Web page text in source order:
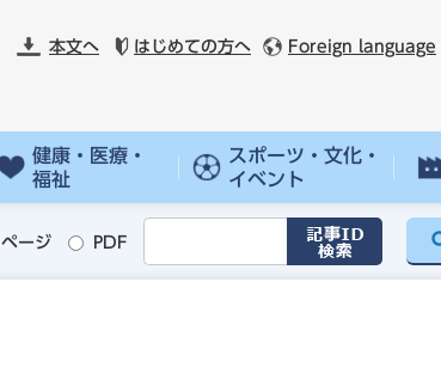
本文へ はじめての方へ Foreign language
健康・医療・
福祉
スポーツ・文化・
イベント
ページ PDF